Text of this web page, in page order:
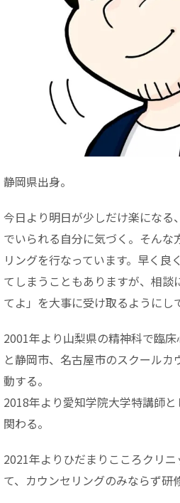
静岡県出身。
今日より明日が少しだけ楽になる
でいられる自分に気づく。そんな
リングを行なっています。早く良
てしまうこともありますが、相談
てよ」を大事に受け取るようにし
2001年より山梨県の精神科で臨
と静岡市、名古屋市のスクール
動する。
2018年より愛知学院大学特講師
関わる。
2021年よりひだまりこころクリ
て、カウンセリングのみならず研